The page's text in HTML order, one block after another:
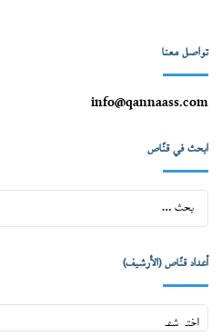
تواصل معنا
info@qannaass.com
ابحث في قنّاص
أعداد قنّاص (الأرشيف)
أعداد